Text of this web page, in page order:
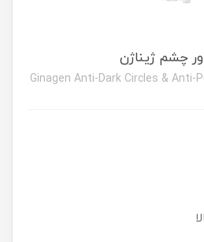
چشم ژیناژن
Ginagen Anti-Dark Circles & Anti-